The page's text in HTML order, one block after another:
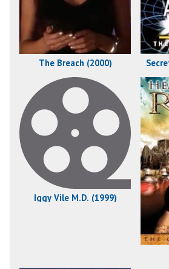
The Breach (2000)
Iggy Vile M.D. (1999)